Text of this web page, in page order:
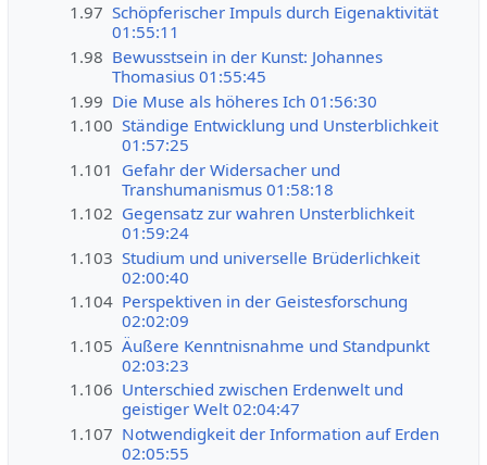
1.97 Schöpferischer Impuls durch Eigenaktivität
01:55:11
1.98 Bewusstsein in der Kunst: Johannes
Thomasius 01:55:45
1.99 Die Muse als höheres Ich 01:56:30
1.100 Ständige Entwicklung und Unsterblichkeit
01:57:25
1.101 Gefahr der Widersacher und
Transhumanismus 01:58:18
1.102 Gegensatz zur wahren Unsterblichkeit
01:59:24
1.103 Studium und universelle Brüderlichkeit
02:00:40
1.104 Perspektiven in der Geistesforschung
02:02:09
1.105 Äußere Kenntnisnahme und Standpunkt
02:03:23
1.106 Unterschied zwischen Erdenwelt und
geistiger Welt 02:04:47
1.107 Notwendigkeit der Information auf Erden
02:05:55